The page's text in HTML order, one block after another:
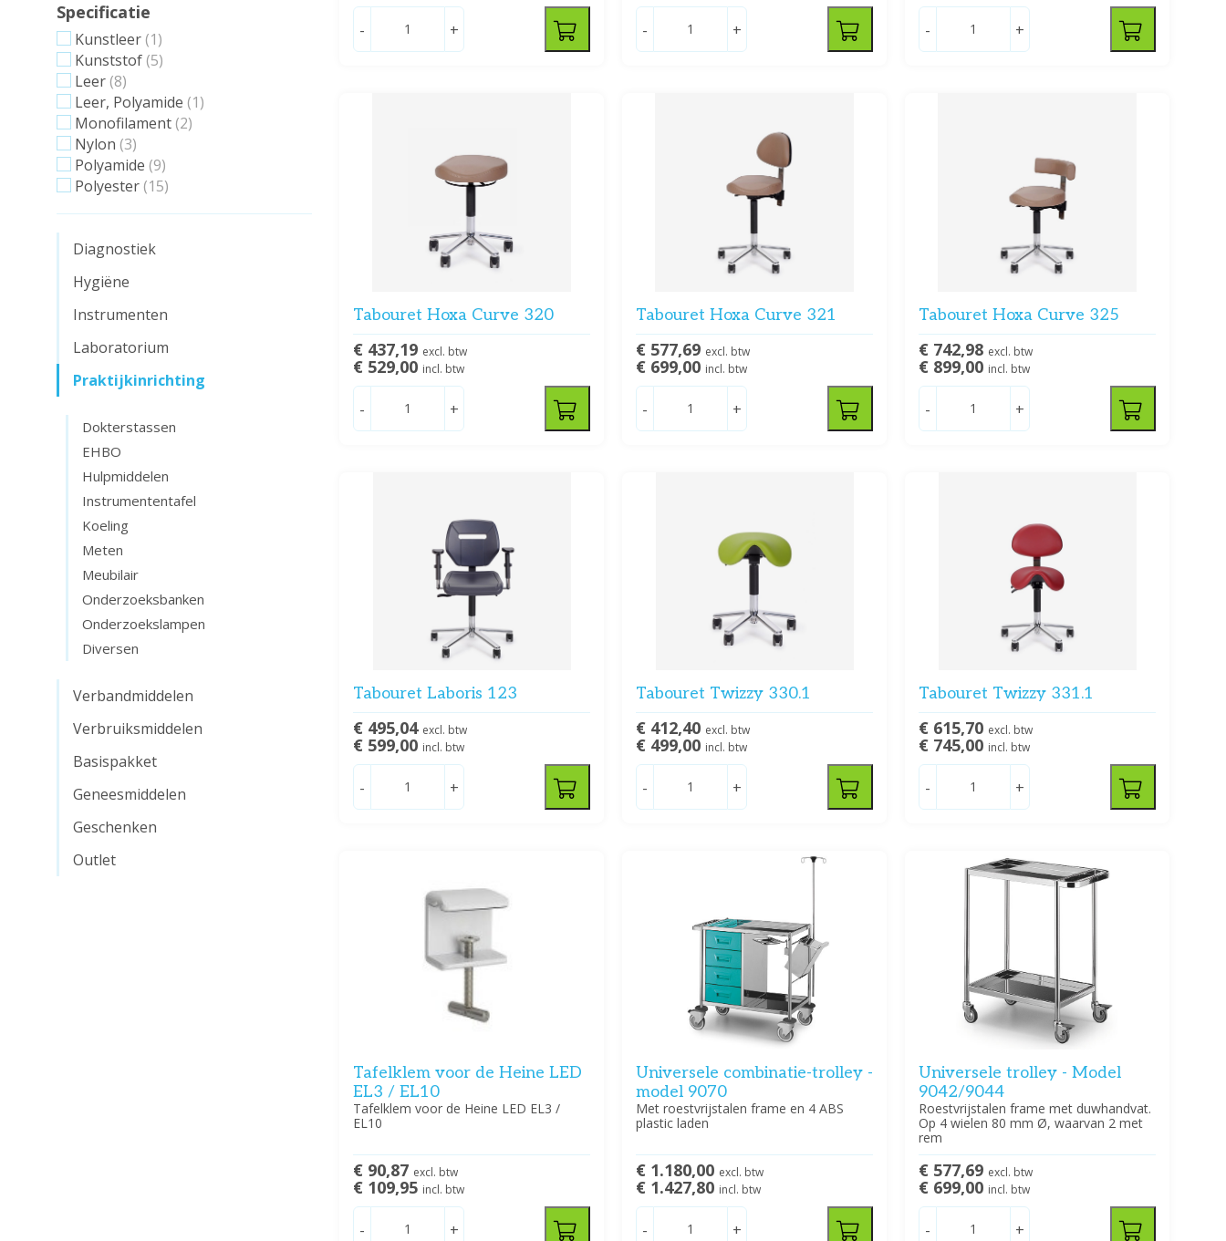
Specificatie
Kunstleer (1)
Kunststof (5)
Leer (8)
Leer, Polyamide (1)
Monofilament (2)
Nylon (3)
Polyamide (9)
Polyester (15)
Diagnostiek
Hygiëne
Instrumenten
Laboratorium
Praktijkinrichting
Dokterstassen
EHBO
Hulpmiddelen
Instrumententafel
Koeling
Meten
Meubilair
Onderzoeksbanken
Onderzoekslampen
Diversen
Verbandmiddelen
Verbruiksmiddelen
Basispakket
Geneesmiddelen
Geschenken
Outlet
- + - + - +
Tabouret Hoxa Curve 320
€ 437,19 excl. btw
€ 529,00 incl. btw
- +
Tabouret Hoxa Curve 321
€ 577,69 excl. btw
€ 699,00 incl. btw
- +
Tabouret Hoxa Curve 325
€ 742,98 excl. btw
€ 899,00 incl. btw
- +
Tabouret Laboris 123
€ 495,04 excl. btw
€ 599,00 incl. btw
- +
Tabouret Twizzy 330.1
€ 412,40 excl. btw
€ 499,00 incl. btw
- +
Tabouret Twizzy 331.1
€ 615,70 excl. btw
€ 745,00 incl. btw
- +
Tafelklem voor de Heine LED
EL3 / EL10
Tafelklem voor de Heine LED EL3 /
EL10
€ 90,87 excl. btw
€ 109,95 incl. btw
- +
Universele combinatie-trolley -
model 9070
Met roestvrijstalen frame en 4 ABS
plastic laden
€ 1.180,00 excl. btw
€ 1.427,80 incl. btw
- +
Universele trolley - Model
9042/9044
Roestvrijstalen frame met duwhandvat.
Op 4 wielen 80 mm Ø, waarvan 2 met
rem
€ 577,69 excl. btw
€ 699,00 incl. btw
- +